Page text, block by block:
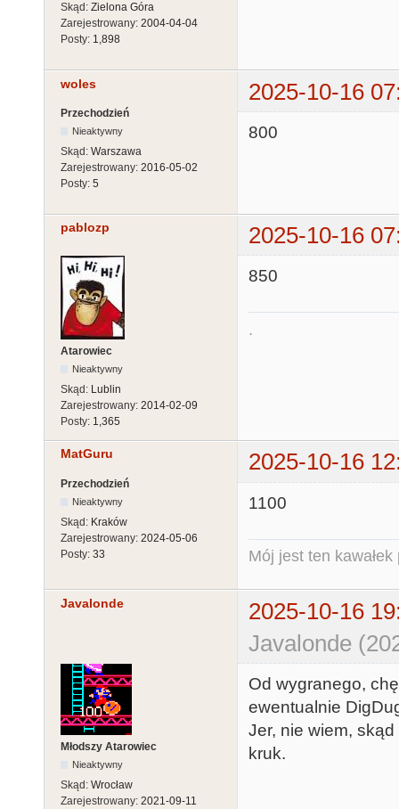
Skąd: Zielona Góra
Zarejestrowany: 2004-04-04
Posty: 1,898
woles 2025-10-16
Przechodzień
Nieaktywny
Skąd: Warszawa
Zarejestrowany: 2016-05-02
Posty: 5
800
pablozp 2025-10-16
Atarowiec
Nieaktywny
Skąd: Lublin
Zarejestrowany: 2014-02-09
Posty: 1,365
850
.
MatGuru 2025-10-16
Przechodzień
Nieaktywny
Skąd: Kraków
Zarejestrowany: 2024-05-06
Posty: 33
1100
Mój jest ten kawałek
Javalonde
2025-10-16
Javalonde
Młodszy Atarowiec
Nieaktywny
Skąd: Wrocław
Zarejestrowany: 2021-09-11
Od wygranego,
ewentualnie
Jer, nie wiem, skąd
kruk.